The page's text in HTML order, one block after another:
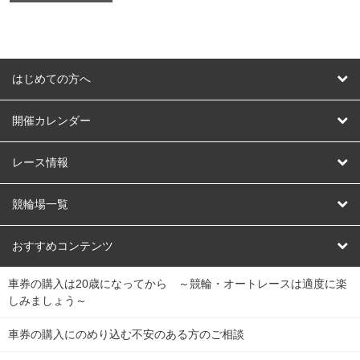
はじめての方へ
はじめての方へ
開催カレンダー
競輪
オートレース
競輪くじ
Dokanto!
チャリロトプラザ
レース情報
レース予想
レース結果
キャリーオーバー一覧
競輪場一覧
北日本 函館競輪場
関
東
弥彦競輪場 前橋競輪場 取手競輪場 宇都宮競輪場
おすすめコンテンツ
競輪選手情報
Perfecta Navi
車券の購入は20歳になってから ～競輪・オートレースは適度に楽
しみましょう～
車券の購入にのめり込む不安のある方のご相談